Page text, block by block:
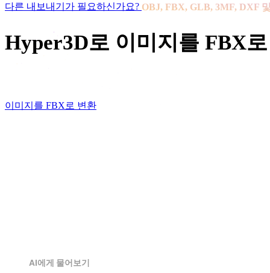
다른 내보내기가 필요하신가요? OBJ, FBX, GLB, 3MF, DXF
Hyper3D로 이미지를 FBX
이미지를 FBX로 변환
AI에게 물어보기